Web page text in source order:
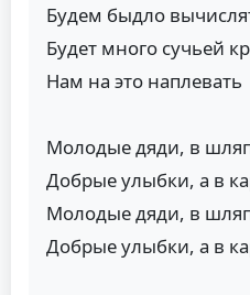
Будем быдло
Будет много сучьей
Нам на это наплевать
Молодые дяди, в
Добрые улыбки, а в
Молодые дяди, в
Добрые улыбки, а в